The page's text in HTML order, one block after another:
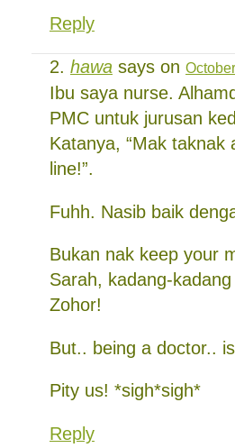
Reply
hawa says on
Ibu saya nurse.
PMC untuk jurusan
Katanya, “Mak
line!”.
Fuhh. Nasib baik
Bukan nak keep your
Sarah, kadang-
Zohor!
But.. being a doctor..
Pity us! *sigh*sigh*
Reply